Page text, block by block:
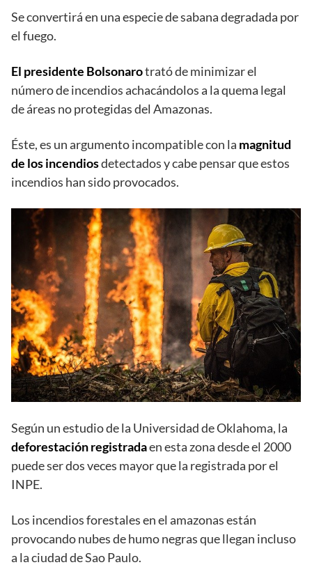
Se convertirá en una especie de sabana degradada por
el fuego.
El presidente Bolsonarotrató de minimizar el
número de incendios achacándolos a la quema legal
de áreas no protegidas del Amazonas.
Éste, es un argumento incompatible con la magnitud
de los incendiosdetectados y cabe pensar que estos
incendios han sido provocados.
Según un estudio de la Universidad de Oklahoma, la
deforestación registradaen esta zona desde el 2000
puede ser dos veces mayor que la registrada por el
INPE.
Los incendios forestales en el amazonas están
provocando nubes de humo negras que llegan incluso
a la ciudad de Sao Paulo.